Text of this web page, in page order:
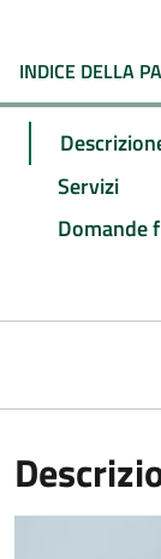
INDICE DELLA
Servizi
Domande